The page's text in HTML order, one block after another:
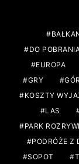
DO
EUROPA
GRY
KOSZTY
LAS
PARK
PODRÓŻE Z
SOPOT